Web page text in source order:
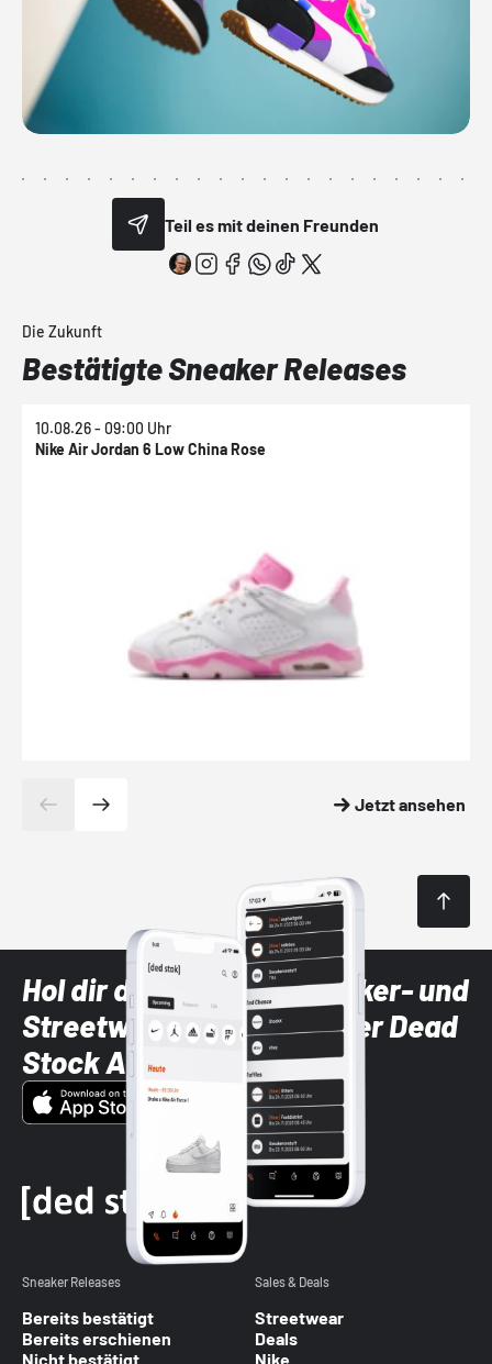
Teil es mit deinen Freunden
Die Zukunft
Bestätigte Sneaker Releases
10.08.26 - 09:00 Uhr
Nike Air Jordan 6 Low China Rose
Jetzt ansehen
Hol dir die neuesten Sneaker- und
Streetwear-Brands mit der Dead
Stock App
Sneaker Releases
Bereits bestätigt
Bereits erschienen
Nicht bestätigt
Sales & Deals
Streetwear
Deals
Nike